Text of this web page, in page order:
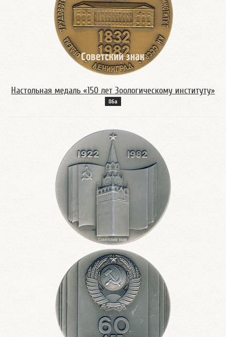
Настольная медаль «150 лет Зоологическому институту»
86а